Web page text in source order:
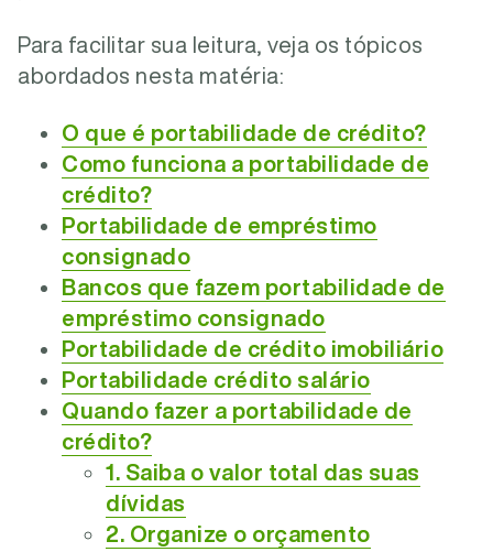
Para facilitar sua leitura, veja os tópicos
abordados nesta matéria:
O que é portabilidade de crédito?
Como funciona a portabilidade de
crédito?
Portabilidade de empréstimo
consignado
Bancos que fazem portabilidade de
empréstimo consignado
Portabilidade de crédito imobiliário
Portabilidade crédito salário
Quando fazer a portabilidade de
crédito?
1. Saiba o valor total das suas
dívidas
2. Organize o orçamento